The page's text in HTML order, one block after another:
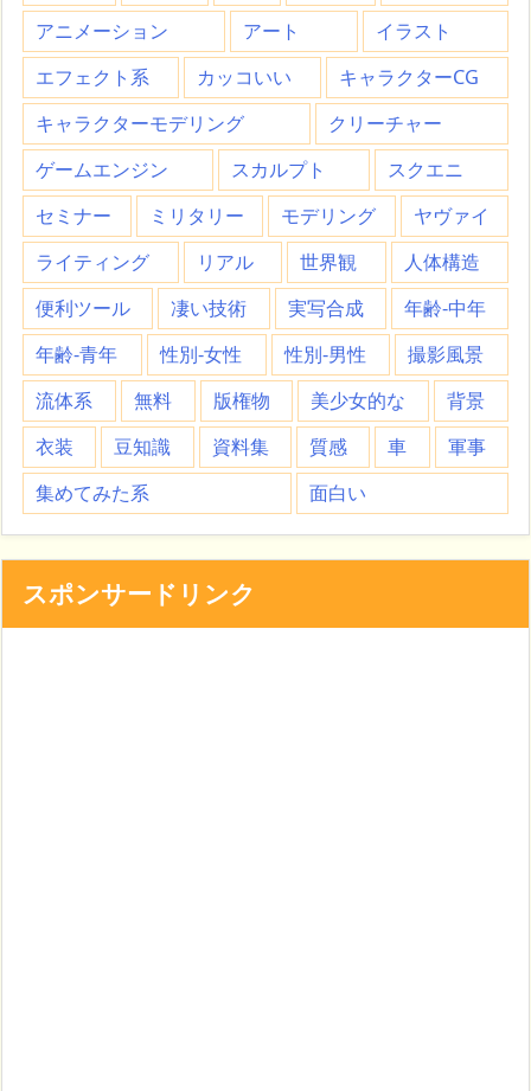
アニメーション
アート
イラスト
エフェクト系
カッコいい
キャラクターCG
キャラクターモデリング
クリーチャー
ゲームエンジン
スカルプト
スクエニ
セミナー
ミリタリー モデリング
ヤヴァイ
ライティング
リアル 世界観
人体構造
便利ツール
凄い技術 実写合成
年齢-中年
年齢-青年
性別-女性 性別-男性
撮影風景
流体系
無料 版権物 美少女的な
背景
衣装
豆知識 資料集 質感 車
軍事
集めてみた系
面白い
スポンサードリンク